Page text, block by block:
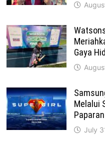
Gaya
Melalui
July